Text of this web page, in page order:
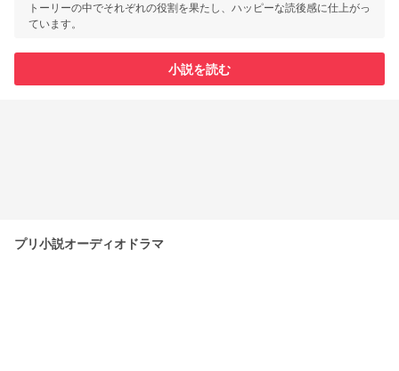
トーリーの中でそれぞれの役割を果たし、ハッピーな読後感に仕上がっ
ています。
小説を読む
プリ小説オーディオドラマ